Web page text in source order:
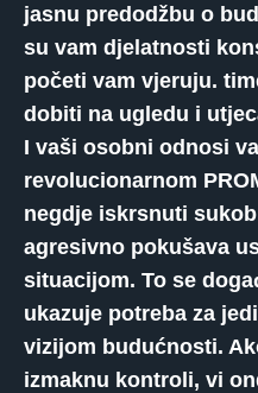
jasnu predodžbu o
su vam djelatnosti
početi vam vjeruju.
dobiti na ugledu i
I vaši osobni odnosi
revolucionarnom
negdje iskrsnuti
agresivno pokušava
situacijom. To se
ukazuje potreba za
vizijom budućnosti.
izmaknu kontroli, vi